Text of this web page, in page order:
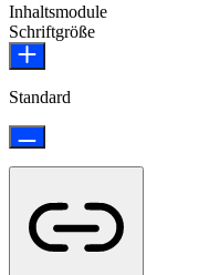
Inhaltsmodule
Schriftgröße
Standard